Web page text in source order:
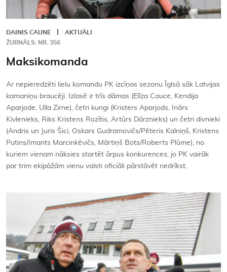
DAINIS CAUNE
AKTUĀLI
ŽURNĀLS: NR. 356
Maksikomanda
Ar nepieredzēti lielu komandu PK izcīņas sezonu Īglsā sāk Latvijas
kamaniņu braucēji. Izlasē ir trīs dāmas (Elīza Cauce, Kendija
Aparjode, Ulla Zirne), četri kungi (Kristers Aparjods, Inārs
Kivlenieks, Riks Kristens Rozītis, Artūrs Dārznieks) un četri divnieki
(Andris un Juris Šici, Oskars Gudramovičs/Pēteris Kalniņš, Kristens
Putins/Imants Marcinkēvičs, Mārtiņš Bots/Roberts Plūme), no
kuriem vienam nāksies startēt ārpus konkurences, jo PK vairāk
par trim ekipāžām vienu valsti oficiāli pārstāvēt nedrīkst.